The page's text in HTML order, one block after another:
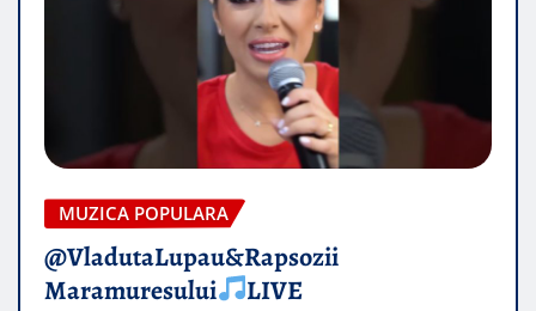
MUZICA POPULARA
@VladutaLupau&Rapsozii
Maramuresului
LIVE